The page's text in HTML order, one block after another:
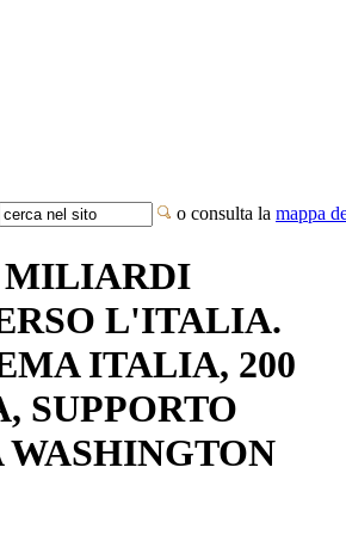
o consulta la mappa
MILIARDI
L'ITALIA.
ITALIA, 200
SUPPORTO